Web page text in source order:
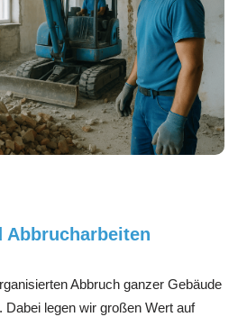
Abbrucharbeiten
Abbruch ganzer Gebäude
Dabei legen wir großen Wert auf